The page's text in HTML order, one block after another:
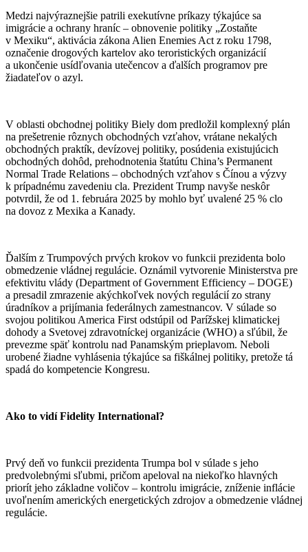
Medzi najvýraznejšie patrili exekutívne príkazy týkajúce sa
imigrácie a ochrany hraníc – obnovenie politiky „Zostaňte
v Mexiku“, aktivácia zákona Alien Enemies Act z roku 1798,
označenie drogových kartelov ako teroristických organizácií
a ukončenie usídľovania utečencov a ďalších programov pre
žiadateľov o azyl.
V oblasti obchodnej politiky Biely dom predložil komplexný plán
na prešetrenie rôznych obchodných vzťahov, vrátane nekalých
obchodných praktík, devízovej politiky, posúdenia existujúcich
obchodných dohôd, prehodnotenia štatútu China’s Permanent
Normal Trade Relations – obchodných vzťahov s Čínou a výzvy
k prípadnému zavedeniu cla. Prezident Trump navyše neskôr
potvrdil, že od 1. februára 2025 by mohlo byť uvalené 25 % clo
na dovoz z Mexika a Kanady.
Ďalším z Trumpových prvých krokov vo funkcii prezidenta bolo
obmedzenie vládnej regulácie. Oznámil vytvorenie Ministerstva pre
efektivitu vlády (Department of Government Efficiency – DOGE)
a presadil zmrazenie akýchkoľvek nových regulácií zo strany
úradníkov a prijímania federálnych zamestnancov. V súlade so
svojou politikou America First odstúpil od Parížskej klimatickej
dohody a Svetovej zdravotníckej organizácie (WHO) a sľúbil, že
prevezme späť kontrolu nad Panamským prieplavom. Neboli
urobené žiadne vyhlásenia týkajúce sa fiškálnej politiky, pretože tá
spadá do kompetencie Kongresu.
Ako to vidí Fidelity International?
Prvý deň vo funkcii prezidenta Trumpa bol v súlade s jeho
predvolebnými sľubmi, pričom apeloval na niekoľko hlavných
priorít jeho základne voličov – kontrolu imigrácie, zníženie inflácie
uvoľnením amerických energetických zdrojov a obmedzenie vládnej
regulácie.